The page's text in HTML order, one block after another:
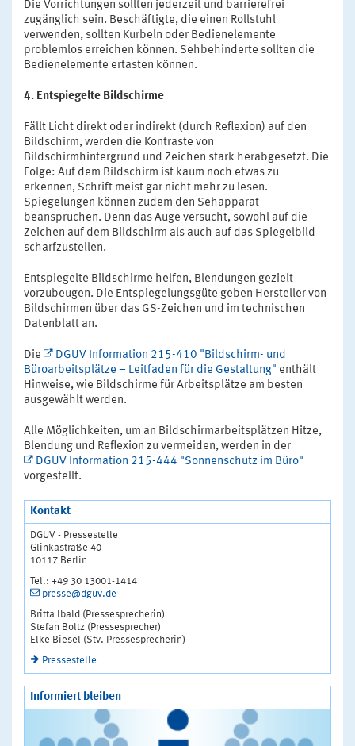
Die Vorrichtungen sollten jederzeit und barrierefrei
zugänglich sein. Beschäftigte, die einen Rollstuhl
verwenden, sollten Kurbeln oder Bedienelemente
problemlos erreichen können. Sehbehinderte sollten die
Bedienelemente ertasten können.
4. Entspiegelte Bildschirme
Fällt Licht direkt oder indirekt (durch Reflexion) auf den
Bildschirm, werden die Kontraste von
Bildschirmhintergrund und Zeichen stark herabgesetzt. Die
Folge: Auf dem Bildschirm ist kaum noch etwas zu
erkennen, Schrift meist gar nicht mehr zu lesen.
Spiegelungen können zudem den Sehapparat
beanspruchen. Denn das Auge versucht, sowohl auf die
Zeichen auf dem Bildschirm als auch auf das Spiegelbild
scharfzustellen.
Entspiegelte Bildschirme helfen, Blendungen gezielt
vorzubeugen. Die Entspiegelungsgüte geben Hersteller von
Bildschirmen über das GS-Zeichen und im technischen
Datenblatt an.
Die
DGUV Information 215-410 "Bildschirm- und
Büroarbeitsplätze – Leitfaden für die Gestaltung" enthält
Hinweise, wie Bildschirme für Arbeitsplätze am besten
ausgewählt werden.
Alle Möglichkeiten, um an Bildschirmarbeitsplätzen Hitze,
Blendung und Reflexion zu vermeiden, werden in der
DGUV Information 215-444 "Sonnenschutz im Büro"
vorgestellt.
Kontakt
DGUV - Pressestelle
Glinkastraße 40
10117 Berlin
Tel.: +49 30 13001-1414
presse@dguv.de
Britta Ibald (Pressesprecherin)
Stefan Boltz (Pressesprecher)
Elke Biesel (Stv. Pressesprecherin)
Pressestelle
Informiert bleiben